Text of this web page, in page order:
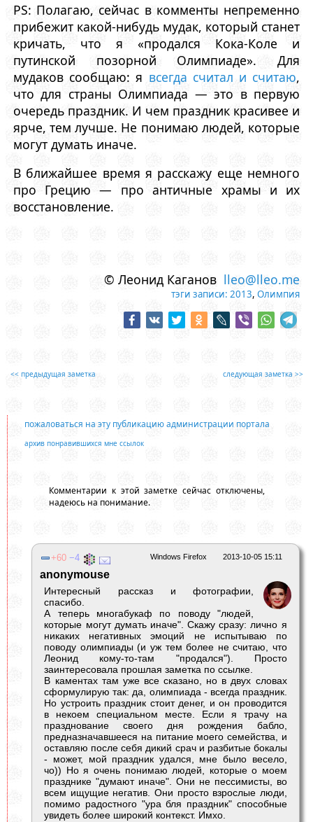
PS: Полагаю, сейчас в комменты непременно
прибежит какой-нибудь мудак, который станет
кричать, что я «продался Кока-Коле и
путинской позорной Олимпиаде». Для
мудаков сообщаю: я всегда считал и считаю,
что для страны Олимпиада — это в первую
очередь праздник. И чем праздник красивее и
ярче, тем лучше. Не понимаю людей, которые
могут думать иначе.
В ближайшее время я расскажу еще немного
про Грецию — про античные храмы и их
восстановление.
© Леонид Каганов lleo@lleo.me
тэги записи: 2013,Олимпия
<< предыдущая заметка следующая заметка >>
пожаловаться на эту публикацию администрации портала
архив понравившихся мне ссылок
Комментарии к этой заметке сейчас отключены,
надеюсь на понимание.
2013-10-05 15:11
Windows Firefox
60 4
anonymouse
Интересный рассказ и фотографии,
спасибо.
А теперь многабукаф по поводу "людей,
которые могут думать иначе". Скажу сразу: лично я
никаких негативных эмоций не испытываю по
поводу олимпиады (и уж тем более не считаю, что
Леонид кому-то-там "продался"). Просто
заинтересовала прошлая заметка по ссылке.
В каментах там уже все сказано, но в двух словах
сформулирую так: да, олимпиада - всегда праздник.
Но устроить праздник стоит денег, и он проводится
в некоем специальном месте. Если я трачу на
празднование своего дня рождения бабло,
предназначавшееся на питание моего семейства, и
оставляю после себя дикий срач и разбитые бокалы
- может, мой праздник удался, мне было весело,
чо)) Но я очень понимаю людей, которые о моем
празднике "думают иначе". Они не пессимисты, во
всем ищущие негатив. Они просто взрослые люди,
помимо радостного "ура бля праздник" способные
увидеть более широкий контекст. Имхо.